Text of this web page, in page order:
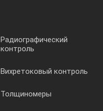
Радиографический
контроль
Вихретоковый контроль
Толщиномеры